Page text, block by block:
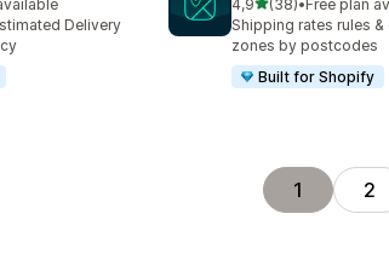
Delivery
4,9 (38)
38 recensioni totali
•Free plan
Shipping rates rules
zones by postcodes
Built for Shopify
1 2